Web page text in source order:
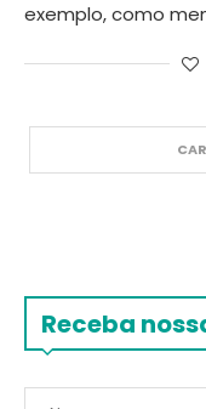
exemplo, como
Receba